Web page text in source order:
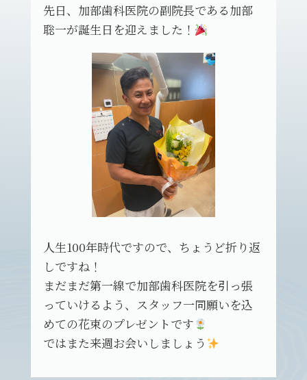
先日、加部歯科医院の副院長である加部
聡一が誕生日を迎えました！
人生100年時代ですので、ちょうど折り返
しですね！
まだまだ第一線で加部歯科医院を引っ張
っていけるよう、スタッフ一同願いを込
めての花束のプレゼントです
ではまた来週お会いしましょう